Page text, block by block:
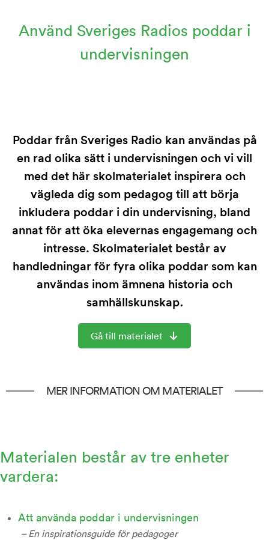
Använd Sveriges Radios poddar i
undervisningen
Poddar från Sveriges Radio kan användas på
en rad olika sätt i undervisningen och vi vill
med det här skolmaterialet inspirera och
vägleda dig som pedagog till att börja
inkludera poddar i din undervisning, bland
annat för att öka elevernas engagemang och
intresse. Skolmaterialet består av
handledningar för fyra olika poddar som kan
användas inom ämnena historia och
samhällskunskap.
Gå till materialet
MER INFORMATION OM MATERIALET
Materialen består av tre enheter
vardera:
Att använda poddar i undervisningen
– En inspirationsguide för pedagoger